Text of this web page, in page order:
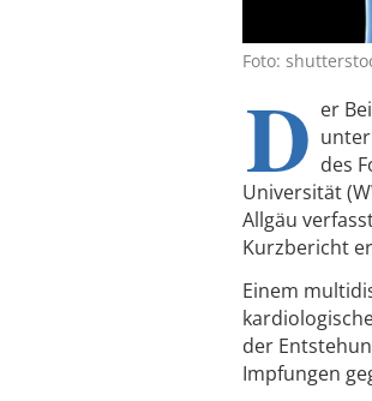
Foto:
D er
des
Universität
Allgäu
Kurzbericht
Einem
der
Impfungen